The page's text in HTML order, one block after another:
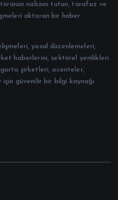
nabzını tutan, tarafsız ve
aktaran bir haber
yasal düzenlemeleri,
haberlerini, sektörel yenilikleri
şirketleri, acenteler,
güvenilir bir bilgi kaynağı